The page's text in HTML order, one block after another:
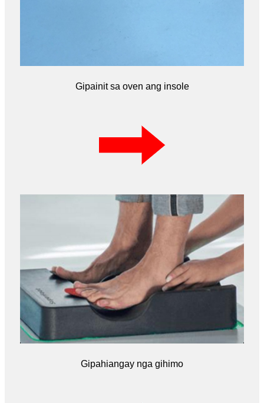
Gipainit sa oven ang insole
Gipahiangay nga gihimo